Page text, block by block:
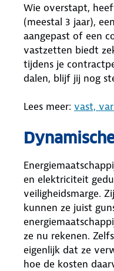
Wie overstapt,
(meestal 3 jaar),
aangepast of een
vastzetten biedt
tijdens je
dalen, blijf jij nog
Lees meer: vast,
en elektriciteit
veiligheidsmarge.
kunnen ze juist
ze nu rekenen.
eigenlijk dat ze
hoe de kosten